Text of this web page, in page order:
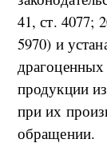
41, ст. 4077;
5970) и
продукции
при их
обращении.